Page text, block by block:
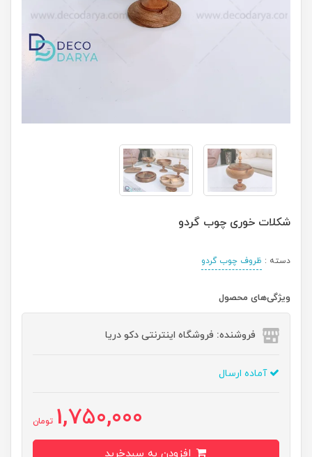
شکلات خوری چوب گردو
دسته : ظروف چوب گردو
ویژگی‌های محصول
فروشنده: فروشگاه اینترنتی دکو دریا
آماده ارسال
1,750,000 تومان